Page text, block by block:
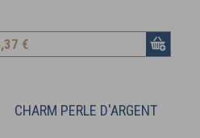
,37 €
CHARM PERLE D'ARGENT